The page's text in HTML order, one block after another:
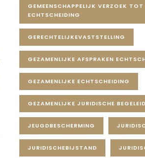
GEMEENSCHAPPELIJK VERZOEK TOT
ECHTSCHEIDING
GERECHTELIJKEVASTSTELLING
GEZAMENLIJKE AFSPRAKEN
GEZAMENLIJKE ECHTSCHEIDING
GEZAMENLIJKE JURIDISCHE
JEUGDBESCHERMING
JURIDISCHEBIJSTAND